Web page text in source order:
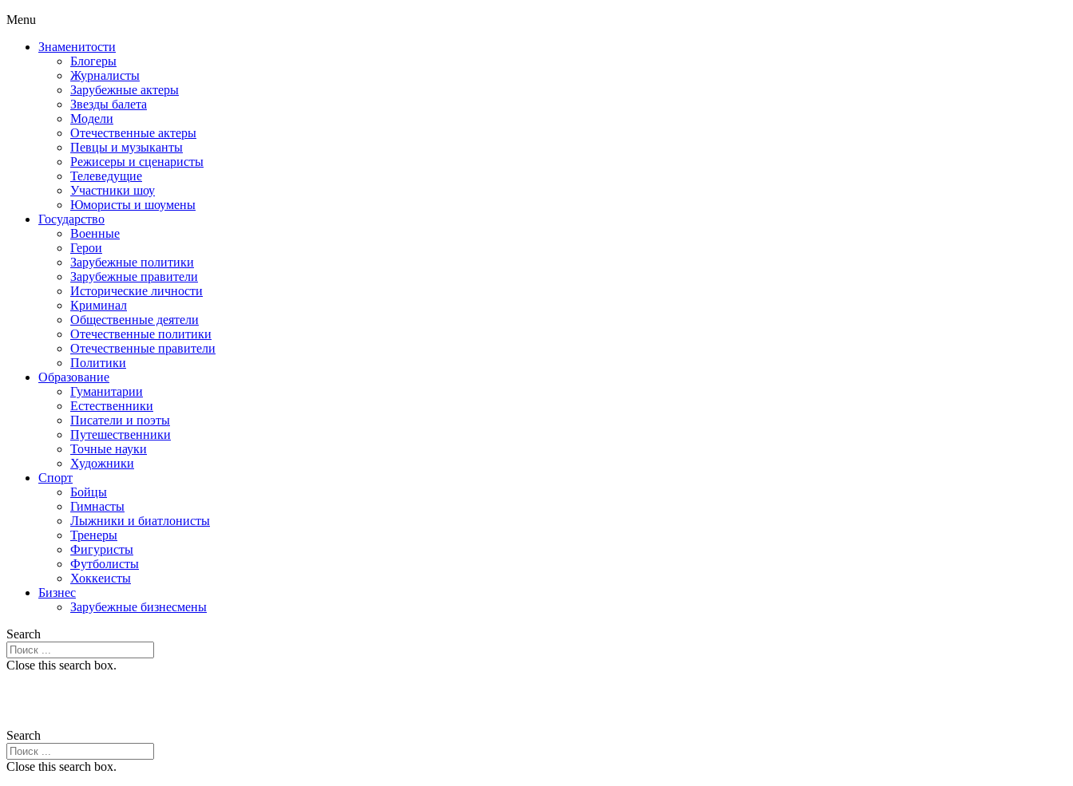
Menu
Знаменитости
Блогеры
Журналисты
Зарубежные актеры
Звезды балета
Модели
Отечественные актеры
Певцы и музыканты
Режисеры и сценаристы
Телеведущие
Участники шоу
Юмористы и шоумены
Государство
Военные
Герои
Зарубежные политики
Зарубежные правители
Исторические личности
Криминал
Общественные деятели
Отечественные политики
Отечественные правители
Политики
Образование
Гуманитарии
Естественники
Писатели и поэты
Путешественники
Точные науки
Художники
Спорт
Бойцы
Гимнасты
Лыжники и биатлонисты
Тренеры
Фигуристы
Футболисты
Хоккеисты
Бизнес
Зарубежные бизнесмены
Search
Close this search box.
Search
Close this search box.